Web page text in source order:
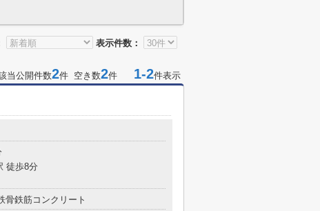
表示件数：
当公開件数2件 空き数2件 1-2件表示
徒歩8分
骨鉄筋コンクリート